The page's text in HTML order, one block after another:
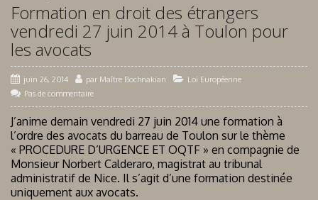
Formation en droit des étrangers
vendredi 27 juin 2014 à Toulon pour
les avocats
juin 26, 2014 par Maître Bochnakian
Loi Européenne
Pas de commentaire
J’anime demain vendredi 27 juin 2014 une formation à
l’ordre des avocats du barreau de Toulon sur le thème
« PROCEDURE D’URGENCE ET OQTF » en compagnie de
Monsieur Norbert Calderaro, magistrat au tribunal
administratif de Nice. Il s’agit d’une formation destinée
uniquement aux avocats.